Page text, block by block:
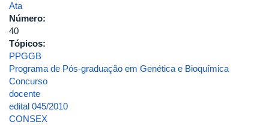
Ata
Número:
40
Tópicos:
PPGGB
Programa de Pós-graduação em Genética e Bioquímica
Concurso
docente
edital 045/2010
CONSEX